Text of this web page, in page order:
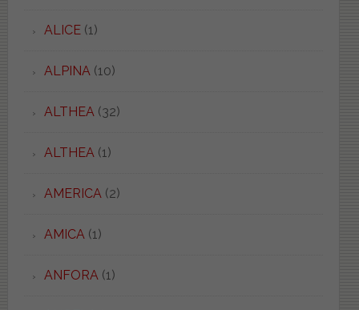
ALICE(1)
ALPINA (10)
ALTHEA (32)
ALTHEA (1)
AMERICA (2)
AMICA (1)
ANFORA (1)